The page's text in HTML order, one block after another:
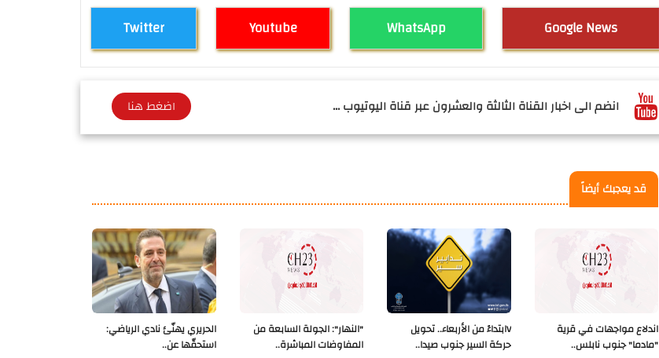
Twitter Youtube WhatsApp Google News
انضم الى اخبار القناة الثالثة والعشرون عبر قناة اليوتيوب ... اضغط هنا
قد يعجبك أيضاً
الحريري يهنّئ نادي الرياضي:
استحقّها عن..
"النهار": الجولة السابعة من
المفاوضات المباشرة..
Vابتداءً من الأربعاء.. تحويل
حركة السير جنوب صيدا..
اندلاع مواجهات في قرية
"مادما" جنوب نابلس..